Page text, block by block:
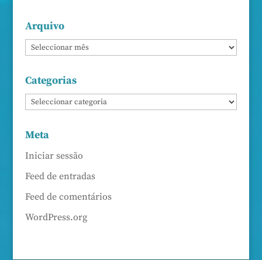
Arquivo
Categorias
Meta
Iniciar sessão
Feed de entradas
Feed de comentários
WordPress.org